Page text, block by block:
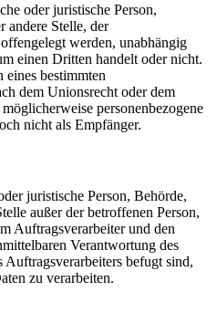
oder juristische Person,
andere Stelle, der
werden, unabhängig
einen Dritten handelt oder nicht.
bestimmten
dem Unionsrecht oder dem
personenbezogene
nicht als Empfänger.
juristische Person, Behörde,
außer der betroffenen Person,
Auftragsverarbeiter und den
Verantwortung des
befugt sind,
zu verarbeiten.